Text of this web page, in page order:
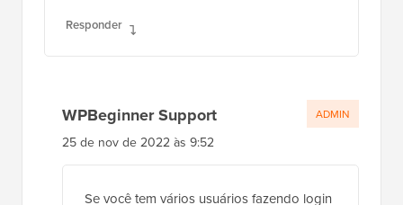
Responder
WPBeginner Support
25 de nov de 2022 às 9:52
Se você tem vários usuários fazendo login
ADMIN